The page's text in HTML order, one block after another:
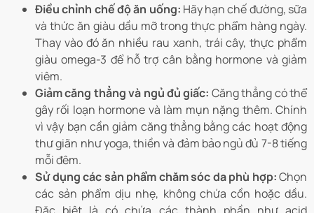
Điều chỉnh chế độ ăn uống: Hãy hạn chế đường, sữa
và thức ăn giàu dầu mỡ trong thực phẩm hàng ngày.
Thay vào đó ăn nhiều rau xanh, trái cây, thực phẩm
giàu omega-3 để hỗ trợ cân bằng hormone và giảm
viêm.
Giảm căng thẳng và ngủ đủ giấc: Căng thẳng có thể
gây rối loạn hormone và làm mụn nặng thêm. Chính
vì vậy bạn cần giảm căng thẳng bằng các hoạt động
thư giãn như yoga, thiền và đảm bảo ngủ đủ 7-8 tiếng
mỗi đêm.
Sử dụng các sản phẩm chăm sóc da phù hợp:Chọn
các sản phẩm dịu nhẹ, không chứa cồn hoặc dầu.
Đặc biệt là có chứa các thành phần như acid